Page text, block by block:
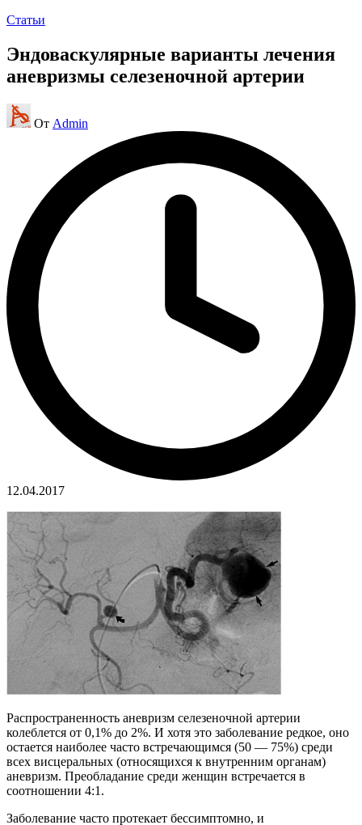
Опубликовано
Статьи
Эндоваскулярные варианты лечения
аневризмы селезеночной артерии
Запись
от
От Admin
12.04.2017
Распространенность аневризм селезеночной артерии
колеблется от 0,1% до 2%. И хотя это заболевание редкое, оно
остается наиболее часто встречающимся (50 — 75%) среди
всех висцеральных (относящихся к внутренним органам)
аневризм. Преобладание среди женщин встречается в
соотношении 4:1.
Заболевание часто протекает бессимптомно, и